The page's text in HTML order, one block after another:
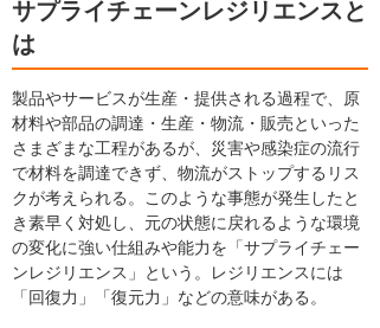
サプライチェーンレジリエンスと
は
製品やサービスが生産・提供される過程で、原
材料や部品の調達・生産・物流・販売といった
さまざまな工程があるが、災害や感染症の流行
で材料を調達できず、物流がストップするリス
クが考えられる。このような事態が発生したと
き素早く対処し、元の状態に戻れるような環境
の変化に強い仕組みや能力を「サプライチェー
ンレジリエンス」という。レジリエンスには
「回復力」「復元力」などの意味がある。